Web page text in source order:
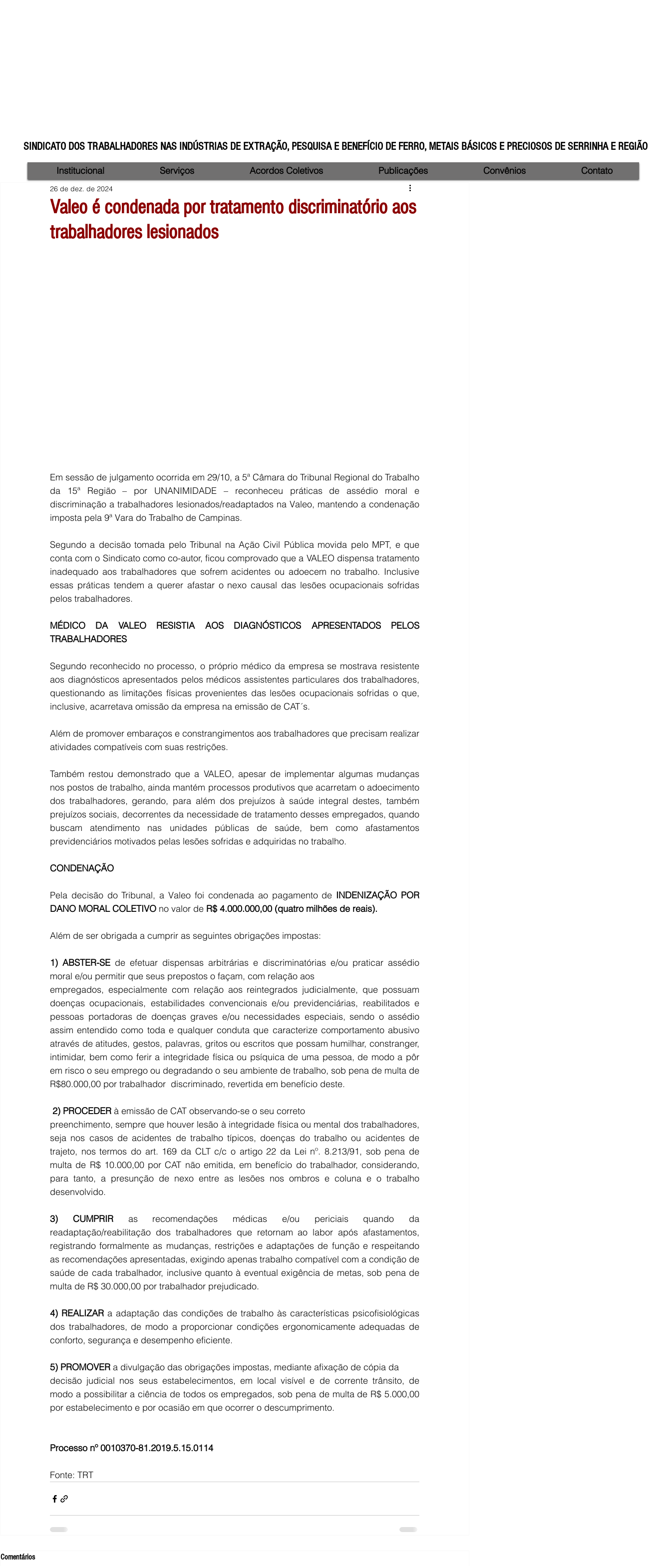
SINDICATO DOS TRABALHADORES NAS INDÚSTRIAS DE EXTRAÇÃO, PESQUISA E BENEFÍCIO DE FERRO, METAIS BÁSICOS E PRECIOSOS DE SERRINHA E REGIÃO
Valeo é condenada por tratamento discriminatório aos
trabalhadores lesionados
26 de dez. de 2024
Em sessão de julgamento ocorrida em 29/10, a 5ª Câmara do Tribunal Regional do Trabalho
da 15ª Região – por UNANIMIDADE – reconheceu práticas de assédio moral e
discriminação a trabalhadores lesionados/readaptados na Valeo, mantendo a condenação
imposta pela 9ª Vara do Trabalho de Campinas.
Segundo a decisão tomada pelo Tribunal na Ação Civil Pública movida pelo MPT, e que
conta com o Sindicato como co-autor, ficou comprovado que a VALEO dispensa tratamento
inadequado aos trabalhadores que sofrem acidentes ou adoecem no trabalho. Inclusive
essas práticas tendem a querer afastar o nexo causal das lesões ocupacionais sofridas
pelos trabalhadores.
MÉDICO DA VALEO RESISTIA AOS DIAGNÓSTICOS APRESENTADOS PELOS
TRABALHADORES
Segundo reconhecido no processo, o próprio médico da empresa se mostrava resistente
aos diagnósticos apresentados pelos médicos assistentes particulares dos trabalhadores,
questionando as limitações físicas provenientes das lesões ocupacionais sofridas o que,
inclusive, acarretava omissão da empresa na emissão de CAT´s.
Além de promover embaraços e constrangimentos aos trabalhadores que precisam realizar
atividades compatíveis com suas restrições.
Também restou demonstrado que a VALEO, apesar de implementar algumas mudanças
nos postos de trabalho, ainda mantém processos produtivos que acarretam o adoecimento
dos trabalhadores, gerando, para além dos prejuízos à saúde integral destes, também
prejuízos sociais, decorrentes da necessidade de tratamento desses empregados, quando
buscam atendimento nas unidades públicas de saúde, bem como afastamentos
previdenciários motivados pelas lesões sofridas e adquiridas no trabalho.
CONDENAÇÃO
Pela decisão do Tribunal, a Valeo foi condenada ao pagamento de INDENIZAÇÃO POR
DANO MORAL COLETIVO no valor de R$ 4.000.000,00 (quatro milhões de reais).
Além de ser obrigada a cumprir as seguintes obrigações impostas:
1) ABSTER-SE de efetuar dispensas arbitrárias e discriminatórias e/ou praticar assédio
moral e/ou permitir que seus prepostos o façam, com relação aos
empregados, especialmente com relação aos reintegrados judicialmente, que possuam
doenças ocupacionais, estabilidades convencionais e/ou previdenciárias, reabilitados e
pessoas portadoras de doenças graves e/ou necessidades especiais, sendo o assédio
assim entendido como toda e qualquer conduta que caracterize comportamento abusivo
através de atitudes, gestos, palavras, gritos ou escritos que possam humilhar, constranger,
intimidar, bem como ferir a integridade física ou psíquica de uma pessoa, de modo a pôr
em risco o seu emprego ou degradando o seu ambiente de trabalho, sob pena de multa de
R$80.000,00 por trabalhador  discriminado, revertida em benefício deste.
2) PROCEDER à emissão de CAT observando-se o seu correto
preenchimento, sempre que houver lesão à integridade física ou mental dos trabalhadores,
seja nos casos de acidentes de trabalho típicos, doenças do trabalho ou acidentes de
trajeto, nos termos do art. 169 da CLT c/c o artigo 22 da Lei nº. 8.213/91, sob pena de
multa de R$ 10.000,00 por CAT não emitida, em benefício do trabalhador, considerando,
para tanto, a presunção de nexo entre as lesões nos ombros e coluna e o trabalho
desenvolvido.
3) CUMPRIR as recomendações médicas e/ou periciais quando da
readaptação/reabilitação dos trabalhadores que retornam ao labor após afastamentos,
registrando formalmente as mudanças, restrições e adaptações de função e respeitando
as recomendações apresentadas, exigindo apenas trabalho compatível com a condição de
saúde de cada trabalhador, inclusive quanto à eventual exigência de metas, sob pena de
multa de R$ 30.000,00 por trabalhador prejudicado.
4) REALIZAR a adaptação das condições de trabalho às características psicofisiológicas
dos trabalhadores, de modo a proporcionar condições ergonomicamente adequadas de
conforto, segurança e desempenho eficiente.
5) PROMOVER a divulgação das obrigações impostas, mediante afixação de cópia da
decisão judicial nos seus estabelecimentos, em local visível e de corrente trânsito, de
modo a possibilitar a ciência de todos os empregados, sob pena de multa de R$ 5.000,00
por estabelecimento e por ocasião em que ocorrer o descumprimento.
Processo nº 0010370-81.2019.5.15.0114
Fonte: TRT
Comentários
Institucional Serviços Acordos Coletivos Publicações Convênios Contato